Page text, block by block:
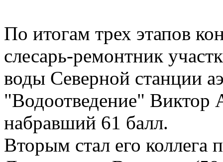
По итогам трех этапов
слесарь-ремонтник
воды Северной станции
"Водоотведение" Виктор
набравший 61 балл.
Вторым стал его